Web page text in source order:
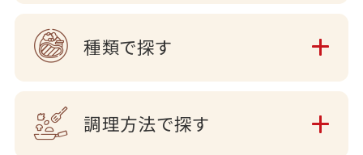
種類で探す
調理方法で探す